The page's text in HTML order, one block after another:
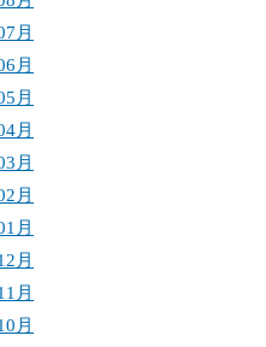
月
月
月
月
月
月
月
月
月
月